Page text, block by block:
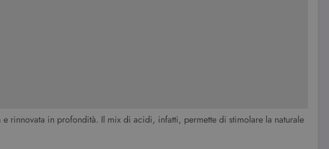
rinnovata in profondità. Il mix di acidi, infatti, permette di stimolare la naturale